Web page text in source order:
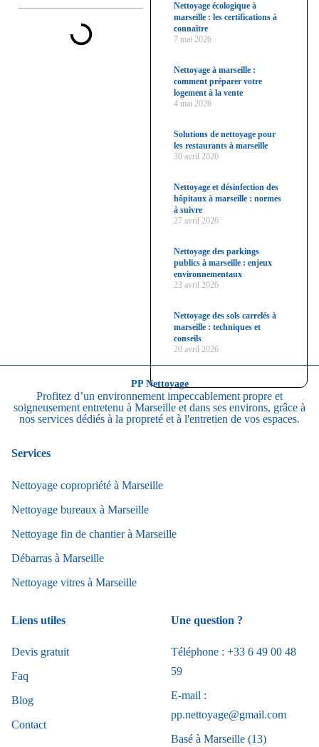
Nettoyage écologique à
marseille : les certifications à
connaître
7 mai 2026
Nettoyage à marseille :
comment préparer votre
logement à la vente
4 mai 2026
Solutions de nettoyage pour
les restaurants à marseille
30 avril 2026
Nettoyage et désinfection des
hôpitaux à marseille : normes
à suivre
27 avril 2026
Nettoyage des parkings
publics à marseille : enjeux
environnementaux
23 avril 2026
Nettoyage des sols carrelés à
marseille : techniques et
conseils
20 avril 2026
PP Nettoyage
Profitez d’un environnement impeccablement propre et
soigneusement entretenu à Marseille et dans ses environs, grâce à
nos services dédiés à la propreté et à l'entretien de vos espaces.
Services
Nettoyage copropriété à Marseille
Nettoyage bureaux à Marseille
Nettoyage fin de chantier à Marseille
Débarras à Marseille
Nettoyage vitres à Marseille
Liens utiles
Devis gratuit
Faq
Blog
Contact
Une question ?
Téléphone : +33 6 49 00 48
59
E-mail :
pp.nettoyage@gmail.com
Basé à Marseille (13)